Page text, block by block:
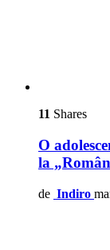
11 Shares
O
la
de Indiro